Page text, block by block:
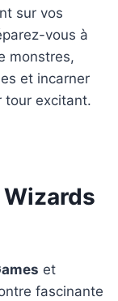
sur vos
vous à
monstres,
et incarner
tour excitant.
et
fascinante